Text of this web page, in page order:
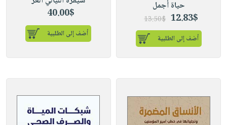
حياة أجمل
12.83$
13.50$
أضف إلى الطلبية
40.00$
أضف إلى الطلبية